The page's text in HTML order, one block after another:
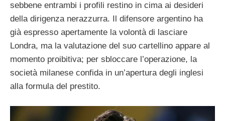
sebbene entrambi i profili restino in cima ai desideri
della dirigenza nerazzurra. Il difensore argentino ha
già espresso apertamente la volontà di lasciare
Londra, ma la valutazione del suo cartellino appare al
momento proibitiva; per sbloccare l’operazione, la
società milanese confida in un’apertura degli inglesi
alla formula del prestito.